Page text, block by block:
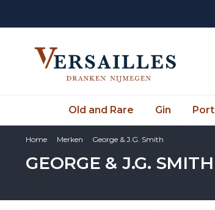
Old and Rare Gin Port
Home Merken George & J.G. Smith
GEORGE & J.G. SMITH